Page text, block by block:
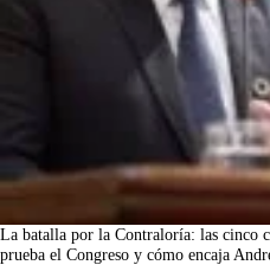
La batalla por la Contraloría: las cinco
prueba el Congreso y cómo encaja